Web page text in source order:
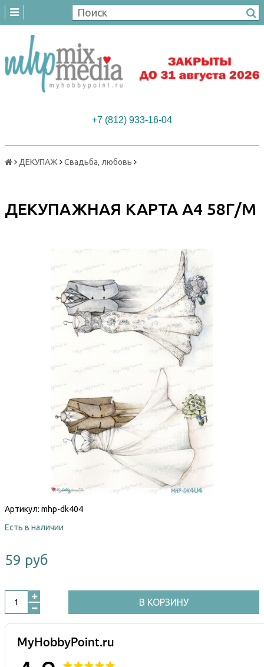
+7 (812) 933-16-04
ДЕКУПАЖ Свадьба, любовь
ДЕКУПАЖНАЯ КАРТА А4 58Г/М
Артикул: mhp-dk404
Есть в наличии
59 руб
В КОРЗИНУ